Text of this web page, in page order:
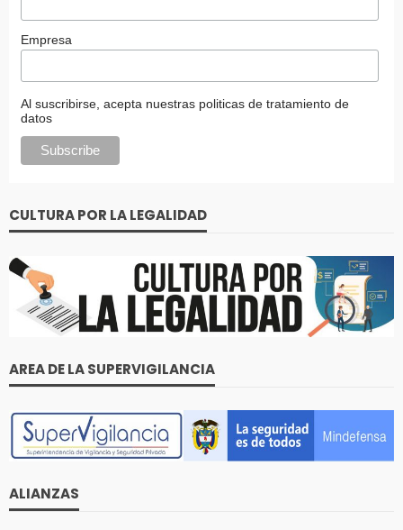
Empresa
Al suscribirse, acepta nuestras politicas de tratamiento de
datos
CULTURA POR LA LEGALIDAD
AREA DE LA SUPERVIGILANCIA
ALIANZAS